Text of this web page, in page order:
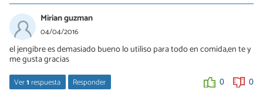
Mirian guzman
04/04/2016
el jengibre es demasiado bueno lo utiliso para todo en comida,en te y
me gusta gracias
Ver1respuesta Responder 0 0